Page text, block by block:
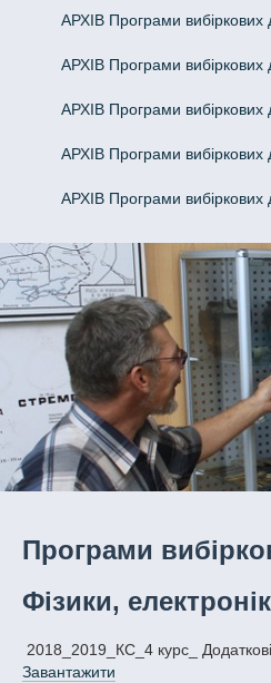
АРХІВ Програми вибіркових
АРХІВ Програми вибіркових
АРХІВ Програми
АРХІВ Програми вибіркових
АРХІВ Програми
Програми
Фізики,
2018_2019_КС_4 курс_
Завантажити